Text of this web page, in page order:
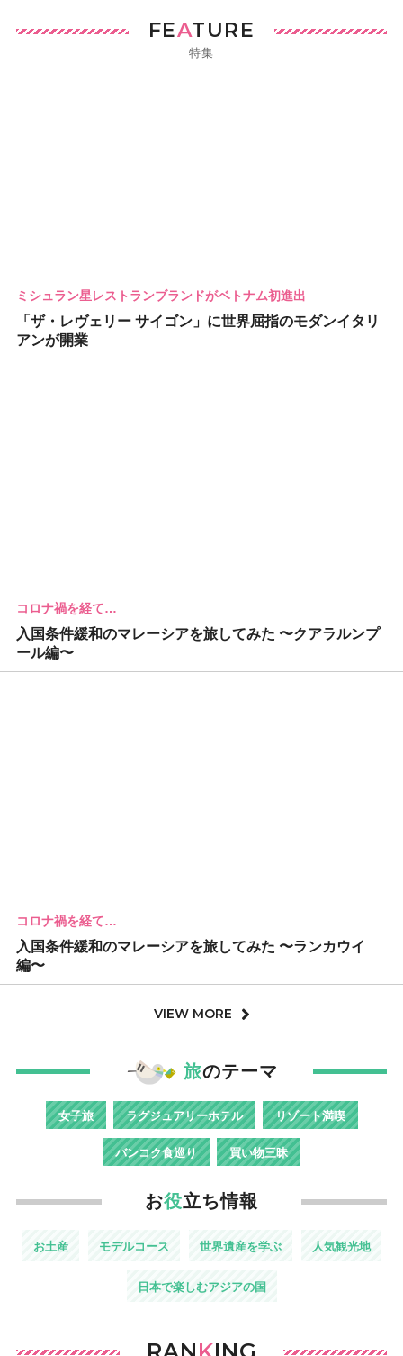
FEATURE
特集
ミシュラン星レストランブランドがベトナム初進出
「ザ・レヴェリー サイゴン」に世界屈指のモダンイタリ
アンが開業
コロナ禍を経て…
入国条件緩和のマレーシアを旅してみた 〜クアラルンプ
ール編〜
コロナ禍を経て…
入国条件緩和のマレーシアを旅してみた 〜ランカウイ
編〜
VIEW MORE
旅のテーマ
女子旅 ラグジュアリーホテル リゾート満喫
バンコク食巡り 買い物三昧
お役立ち情報
お土産 モデルコース 世界遺産を学ぶ 人気観光地
日本で楽しむアジアの国